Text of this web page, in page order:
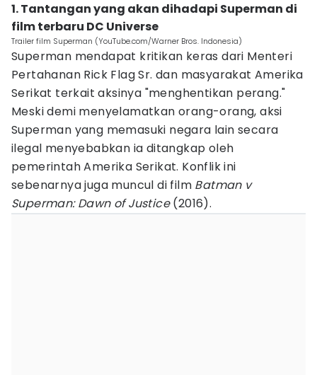
1. Tantangan yang akan dihadapi Superman di
film terbaru DC Universe
Trailer film Superman (YouTube.com/Warner Bros. Indonesia)
Superman mendapat kritikan keras dari Menteri
Pertahanan Rick Flag Sr. dan masyarakat Amerika
Serikat terkait aksinya "menghentikan perang."
Meski demi menyelamatkan orang-orang, aksi
Superman yang memasuki negara lain secara
ilegal menyebabkan ia ditangkap oleh
pemerintah Amerika Serikat. Konflik ini
sebenarnya juga muncul di film Batman v
Superman: Dawn of Justice(2016).